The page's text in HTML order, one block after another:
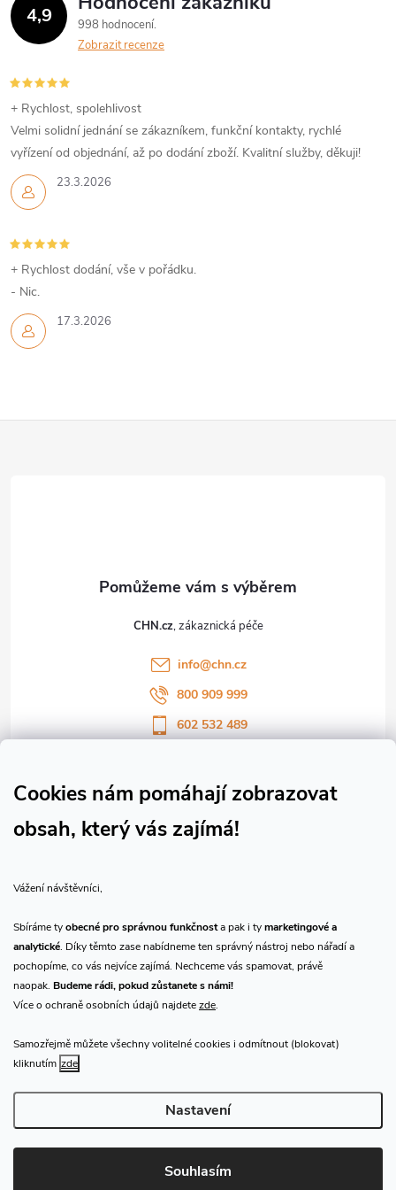
Cookies nám pomáhají zobrazovat
obsah, který vás zajímá!
Vážení návštěvníci,
Sbíráme tyobecné pro správnou funkčnosta pak i tymarketingové a
analytické. Díky těmto zase nabídneme ten správný nástroj nebo nářadí a
pochopíme, co vás nejvíce zajímá. Nechceme vás spamovat, právě
naopak. Budeme rádi, pokud zůstanete s námi!
Více o ochraně osobních údajů najdetezde.
Samozřejmě můžete všechny volitelné cookies i odmítnout (blokovat)
kliknutím zde
Nastavení
Souhlasím
4,9
998 hodnocení
Zobrazit recenze
23.3.2026
+ Rychlost, spolehlivost
Velmi solidní jednání se zákazníkem, funkční kontakty, rychlé
vyřízení od objednání, až po dodání zboží. Kvalitní služby, děkuji!
17.3.2026
+ Rychlost dodání, vše v pořádku.
- Nic.
CHN.cz
info@chn.cz
800 909 999
602 532 489
Sledujte náš vlog CHN_CZ
Přijímáme online platby
Copyright 2026CHN.cz. Všechna práva vyhrazena.Upravit nastavení
cookies